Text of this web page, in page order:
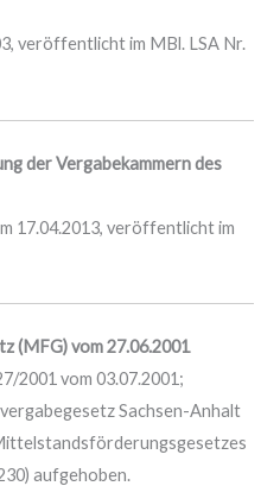
veröffentlicht im MBl. LSA Nr.
der Vergabekammern des
17.04.2013, veröffentlicht im
(MFG) vom 27.06.2001
2001 vom 03.07.2001;
Sachsen-Anhalt
aufgehoben.